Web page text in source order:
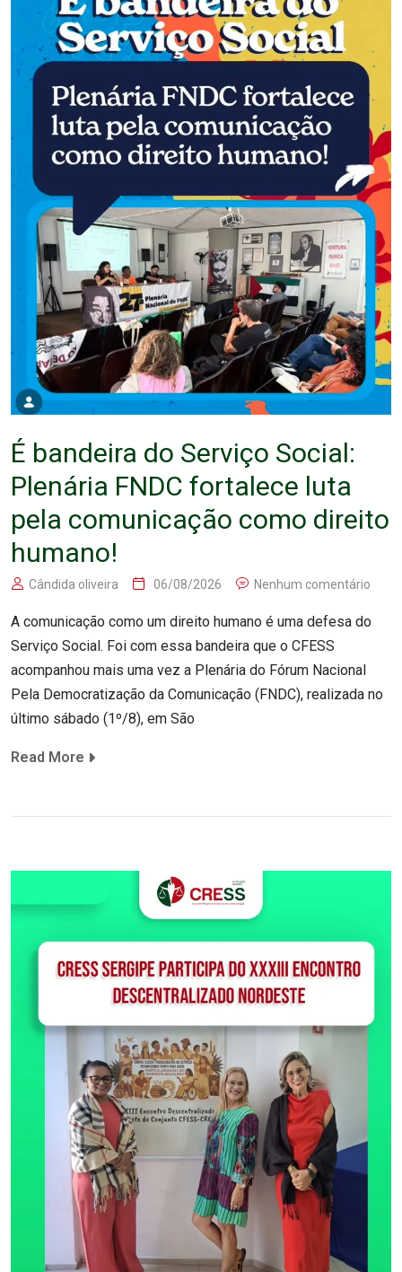
É bandeira do Serviço Social:
Plenária FNDC fortalece luta
pela comunicação como direito
humano!
Cândida oliveira 06/08/2026 Nenhum comentário
A comunicação como um direito humano é uma defesa do
Serviço Social. Foi com essa bandeira que o CFESS
acompanhou mais uma vez a Plenária do Fórum Nacional
Pela Democratização da Comunicação (FNDC), realizada no
último sábado (1º/8), em São
Read More